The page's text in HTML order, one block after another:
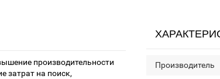
производительности
затрат на поиск,
Производитель